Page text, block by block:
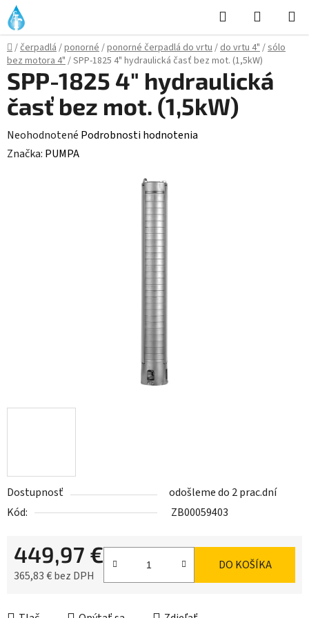
Prejsť
na
obsah
Hľadať
KOŠÍK
Domov
/čerpadlá/ponorné/ponorné čerpadlá do vrtu/do vrtu 4"/sólo
bez motora 4"/SPP-1825 4" hydraulická časť bez mot. (1,5kW)
Dostupnosť
odošleme do 2 prac.dní
Kód:
ZB00059403
449,97 €
365,83 € bez DPH
DO KOŠÍKA
SPP-1825 4" hydraulická
časť bez mot. (1,5kW)
Priemerné
hodnotenie
Neohodnotené Podrobnosti hodnotenia
Značka: PUMPA